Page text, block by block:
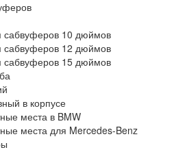
сабвуферов 10 дюймов
сабвуферов 12 дюймов
сабвуферов 15 дюймов
в корпусе
места в BMW
места для Mercedes-Benz